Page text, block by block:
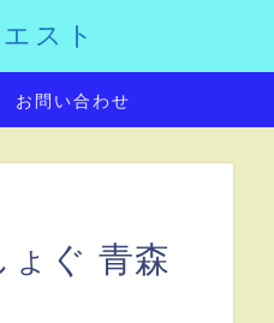
スト
お問い合わせ
ょぐ 青森